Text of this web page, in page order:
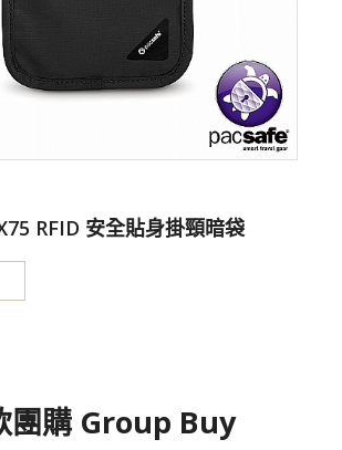
RFID 安全貼身掛頸暗袋
團購 Group Buy